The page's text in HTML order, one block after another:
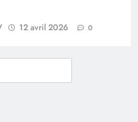
12 avril 2026 0